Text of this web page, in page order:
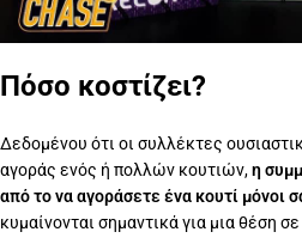
Πόσο κοστίζει?
Δεδομένου ότι οι συλλέκτες
αγοράς ενός ή πολλών κουτιών,η
από το να αγοράσετε ένα κουτί μόνοι
κυμαίνονται σημαντικά για μια θέση